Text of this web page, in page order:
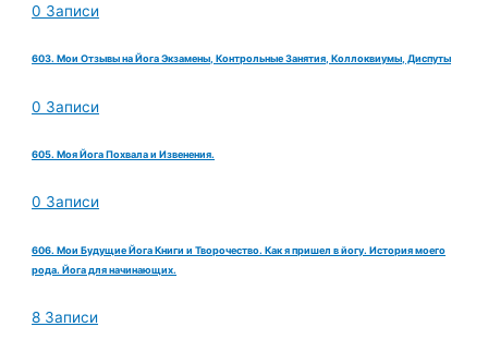
0 Записи
603. Мои Отзывы на Йога Экзамены, Контрольные Занятия, Коллоквиумы, Диспуты
0 Записи
605. Моя Йога Похвала и Извенения.
0 Записи
606. Мои Будущие Йога Книги и Творочество. Как я пришел в йогу. История моего
рода. Йога для начинающих.
8 Записи